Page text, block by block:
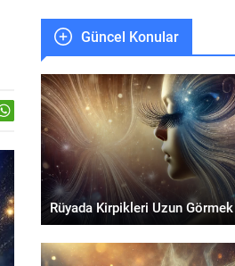
Güncel Konular
Rüyada Kirpikleri Uzun Görmek